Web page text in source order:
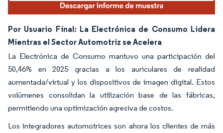
Por Usuario Final: La Electrónica de Consumo Lidera
Mientras el Sector Automotriz se Acelera
La Electrónica de Consumo mantuvo una participación del
50,46% en 2025 gracias a los auriculares de realidad
aumentada/virtual y los dispositivos de imagen digital. Estos
volúmenes consolidan la utilización base de las fábricas,
permitiendo una optimización agresiva de costos.
Los integradores automotrices son ahora los clientes de más